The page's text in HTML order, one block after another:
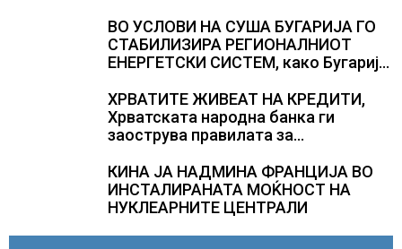
ВО УСЛОВИ НА СУША БУГАРИЈА ГО
СТАБИЛИЗИРА РЕГИОНАЛНИОТ
ЕНЕРГЕТСКИ СИСТЕМ, како Бугарија
складирање на енергија од батерии
ХРВАТИТЕ ЖИВЕАТ НА КРЕДИТИ,
Хрватската народна банка ги
заострува правилата за
зголемени ризици во финансискиот
систем
КИНА ЈА НАДМИНА ФРАНЦИЈА ВО
ИНСТАЛИРАНАТА МОЌНОСТ НА
НУКЛЕАРНИТЕ ЦЕНТРАЛИ